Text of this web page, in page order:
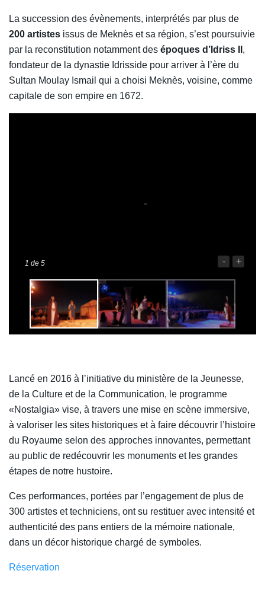
La succession des évènements, interprétés par plus de
200 artistes issus de Meknès et sa région, s’est poursuivie
par la reconstitution notamment des époques d’Idriss II ,
fondateur de la dynastie Idrisside pour arriver à l’ère du
Sultan Moulay Ismail qui a choisi Meknès, voisine, comme
capitale de son empire en 1672.
1 de 5 - +
Lancé en 2016 à l’initiative du ministère de la Jeunesse,
de la Culture et de la Communication, le programme
«Nostalgia» vise, à travers une mise en scène immersive,
à valoriser les sites historiques et à faire découvrir l’histoire
du Royaume selon des approches innovantes, permettant
au public de redécouvrir les monuments et les grandes
étapes de notre hustoire.
Ces performances, portées par l’engagement de plus de
300 artistes et techniciens, ont su restituer avec intensité et
authenticité des pans entiers de la mémoire nationale,
dans un décor historique chargé de symboles.
Réservation